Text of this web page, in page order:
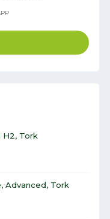
H2, Tork
Advanced, Tork